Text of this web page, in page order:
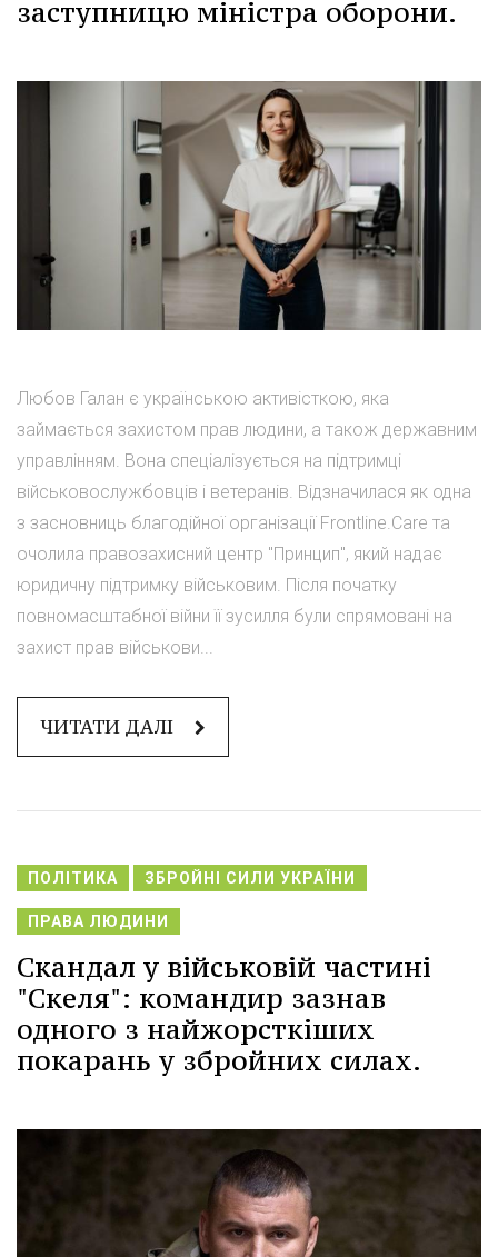
заступницю міністра оборони.
Любов Галан є українською активісткою, яка
займається захистом прав людини, а також державним
управлінням. Вона спеціалізується на підтримці
військовослужбовців і ветеранів. Відзначилася як одна
з засновниць благодійної організації Frontline.Care та
очолила правозахисний центр "Принцип", який надає
юридичну підтримку військовим. Після початку
повномасштабної війни її зусилля були спрямовані на
захист прав військови...
ЧИТАТИ ДАЛІ
ПОЛІТИКА ЗБРОЙНІ СИЛИ УКРАЇНИ
ПРАВА ЛЮДИНИ
Скандал у військовій частині
"Скеля": командир зазнав
одного з найжорсткіших
покарань у збройних силах.